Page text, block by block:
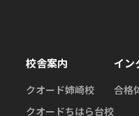
校舎案内
クオード姉崎校
クオードちはら台校
イン
合格